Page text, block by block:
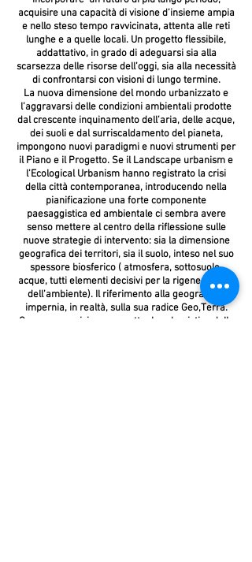
acquisire una capacità di visione d’insieme ampia
e nello steso tempo ravvicinata, attenta alle reti
lunghe e a quelle locali. Un progetto flessibile,
addattativo, in grado di adeguarsi sia alla
scarsezza delle risorse dell’oggi, sia alla necessità
di confrontarsi con visioni di lungo termine.
La nuova dimensione del mondo urbanizzato e
l’aggravarsi delle condizioni ambientali prodotte
dal crescente inquinamento dell’aria, delle acque,
dei suoli e dal surriscaldamento del pianeta,
impongono nuovi paradigmi e nuovi strumenti per
il Piano e il Progetto. Se il Landscape urbanism e
l’Ecological Urbanism hanno registrato la crisi
della città contemporanea, introducendo nella
pianificazione una forte componente
paesaggistica ed ambientale ci sembra avere
senso mettere al centro della riflessione sulle
nuove strategie di intervento: sia la dimensione
geografica dei territori, sia il suolo, inteso nel suo
spessore biosferico ( atmosfera, sottosuolo,
acque, tutti elementi decisivi per la rigenerazione
dell’ambiente). Il riferimento alla geografia si
impernia, in realtà, sulla sua radice Geo,Terra.
Occorre una visione progettuale urbanistica della